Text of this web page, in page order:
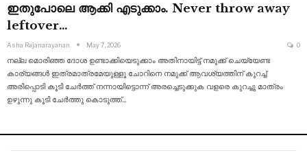
ഇതുപോലെ ആക്കി എടുക്കാം. Never throw away
leftover…
Asha Rajanarayanan May 7, 2026 0
നല്ല മൊരിഞ്ഞ ദോശ ഉണ്ടാക്കിയെടുക്കാം അതിനായിട്ട് നമുക്ക് ചെയ്യേണ്ട
കാര്യങ്ങൾ ഇത്രമാത്രമേയുള്ളൂ ചോറിനെ നമുക്ക് ആവശ്യത്തിന് കുറച്ച്
അരിപ്പൊടി കൂടി ചേർത്ത് നന്നായിട്ടൊന്ന് അരച്ചെടുക്കുക വളരെ കുറച്ചു മാത്രം
ഉഴുന്നു കൂടി ചേർത്തു കൊടുത്ത്…